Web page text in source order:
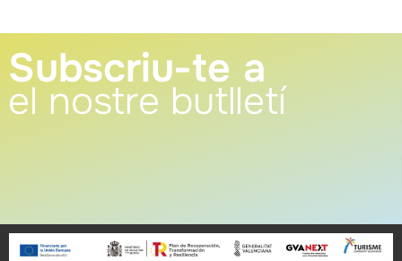
Subscriu-te a
el nostre butlletí